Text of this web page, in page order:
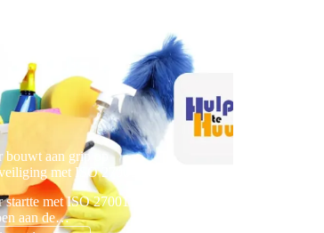
bouwt aan grip op
met ISO 27001
met ISO 27001 om te
aan de